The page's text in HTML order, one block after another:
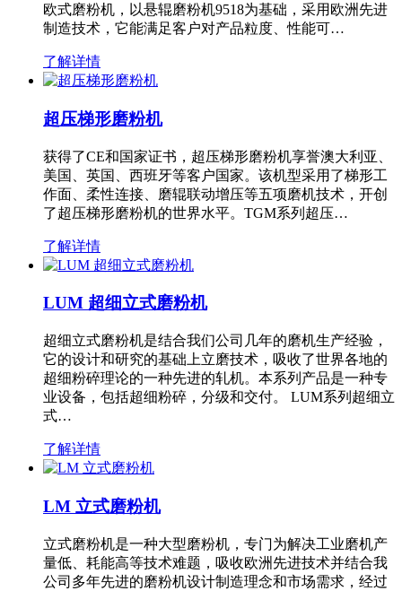
欧式磨粉机，以悬辊磨粉机9518为基础，采用欧洲先进
制造技术，它能满足客户对产品粒度、性能可…
了解详情
超压梯形磨粉机
获得了CE和国家证书，超压梯形磨粉机享誉澳大利亚、
美国、英国、西班牙等客户国家。该机型采用了梯形工
作面、柔性连接、磨辊联动增压等五项磨机技术，开创
了超压梯形磨粉机的世界水平。TGM系列超压…
了解详情
LUM 超细立式磨粉机
超细立式磨粉机是结合我们公司几年的磨机生产经验，
它的设计和研究的基础上立磨技术，吸收了世界各地的
超细粉碎理论的一种先进的轧机。本系列产品是一种专
业设备，包括超细粉碎，分级和交付。 LUM系列超细立
式…
了解详情
LM 立式磨粉机
立式磨粉机是一种大型磨粉机，专门为解决工业磨机产
量低、耗能高等技术难题，吸收欧洲先进技术并结合我
公司多年先进的磨粉机设计制造理念和市场需求，经过